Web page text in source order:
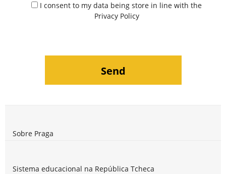
I consent to my data being store in line with the
Privacy Policy
Sobre Praga
Sistema educacional na República Tcheca